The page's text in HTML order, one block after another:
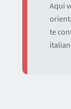
Aqui
te